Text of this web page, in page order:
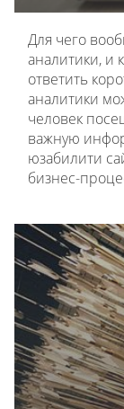
Для чего
аналитики, и
ответить
аналитики
человек
важную
юзабилити
бизнес-